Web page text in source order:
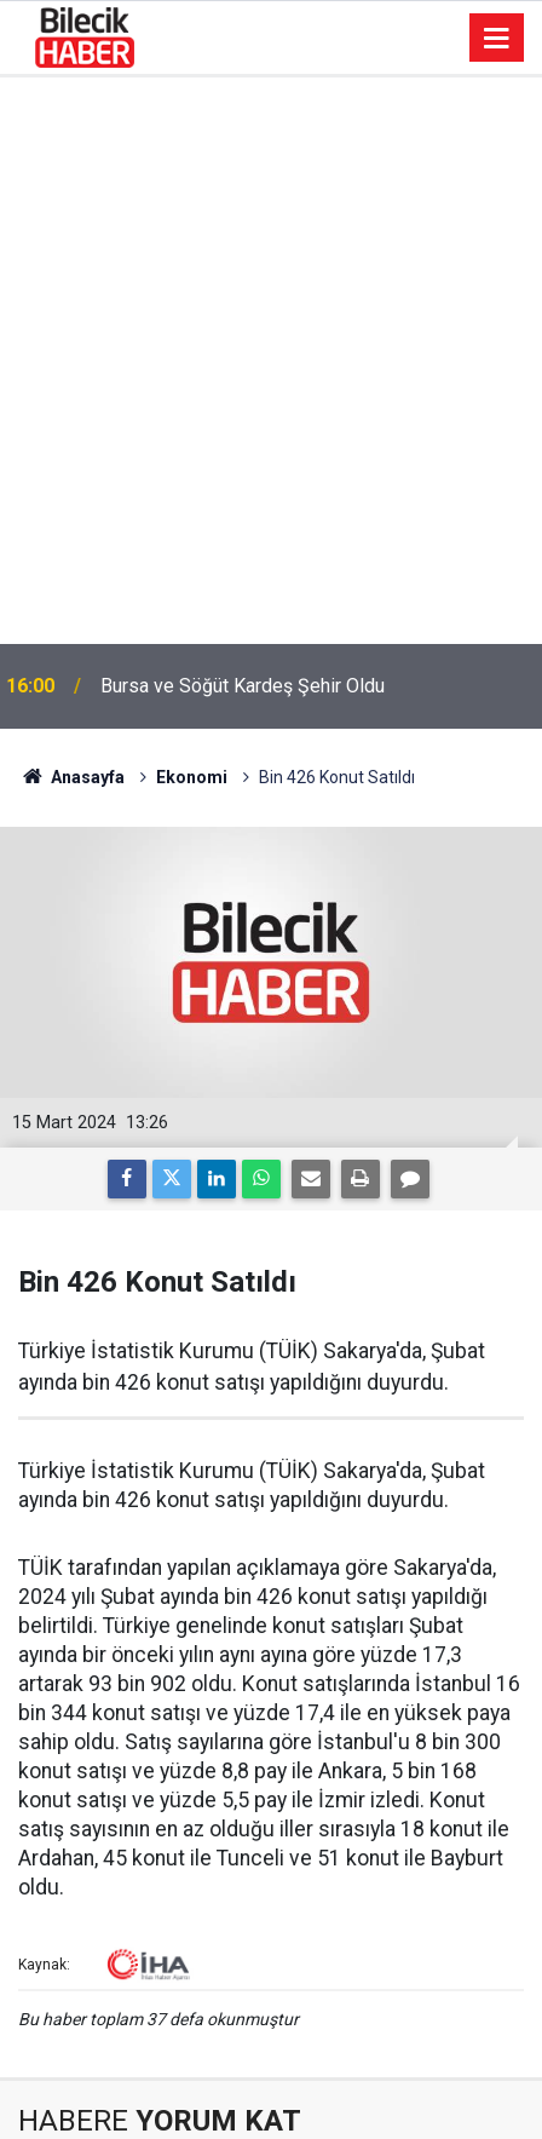
16:00 Bursa ve Söğüt Kardeş Şehir Oldu
Anasayfa Ekonomi Bin 426 Konut Satıldı
13:26
15 Mart 2024
Bin 426 Konut Satıldı
Türkiye İstatistik Kurumu (TÜİK) Sakarya'da, Şubat
ayında bin 426 konut satışı yapıldığını duyurdu.
Türkiye İstatistik Kurumu (TÜİK) Sakarya'da, Şubat
ayında bin 426 konut satışı yapıldığını duyurdu.
TÜİK tarafından yapılan açıklamaya göre Sakarya'da,
2024 yılı Şubat ayında bin 426 konut satışı yapıldığı
belirtildi. Türkiye genelinde konut satışları Şubat
ayında bir önceki yılın aynı ayına göre yüzde 17,3
artarak 93 bin 902 oldu. Konut satışlarında İstanbul 16
bin 344 konut satışı ve yüzde 17,4 ile en yüksek paya
sahip oldu. Satış sayılarına göre İstanbul'u 8 bin 300
konut satışı ve yüzde 8,8 pay ile Ankara, 5 bin 168
konut satışı ve yüzde 5,5 pay ile İzmir izledi. Konut
satış sayısının en az olduğu iller sırasıyla 18 konut ile
Ardahan, 45 konut ile Tunceli ve 51 konut ile Bayburt
oldu.
Kaynak:
Bu haber toplam 37 defa okunmuştur
HABERE YORUM KAT